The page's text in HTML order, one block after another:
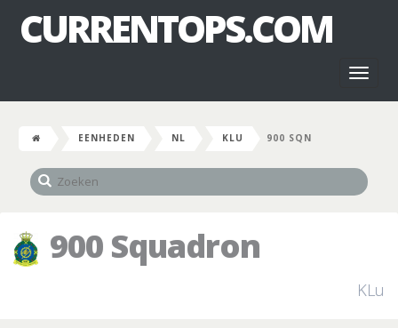
CURRENTOPS.COM
EENHEDEN NL KLU 900 SQN
900 Squadron
KLu